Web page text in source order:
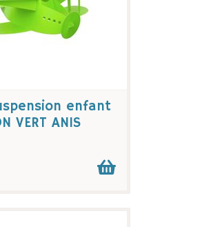
enfant
VERT ANIS